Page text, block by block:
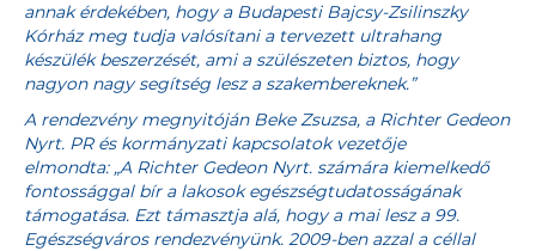
annak érdekében, hogy a Budapesti Bajcsy-Zsilinszky
Kórház meg tudja valósítani a tervezett ultrahang
készülék beszerzését, ami a szülészeten biztos, hogy
nagyon nagy segítség lesz a szakembereknek.”
A rendezvény megnyitóján Beke Zsuzsa, a Richter Gedeon
Nyrt. PR és kormányzati kapcsolatok vezetője
elmondta: „A Richter Gedeon Nyrt. számára kiemelkedő
fontossággal bír a lakosok egészségtudatosságának
támogatása. Ezt támasztja alá, hogy a mai lesz a 99.
Egészségváros rendezvényünk. 2009-ben azzal a céllal